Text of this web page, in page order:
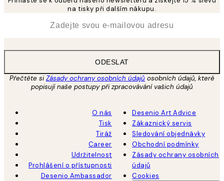
na tisky při dalším nákupu.
ODESLAT
Přečtěte siZásady ochrany osobních údajů osobních údajů, které
popisují naše postupy při zpracovávání vašich údajů
O nás
Tisk
Tiráž
Career
Udržitelnost
Prohlášení o přístupnosti
Desenio Ambassador
Desenio Art Advice
Zákaznický servis
Sledování objednávky
Obchodní podmínky
Zásady ochrany osobních
údajů
Cookies